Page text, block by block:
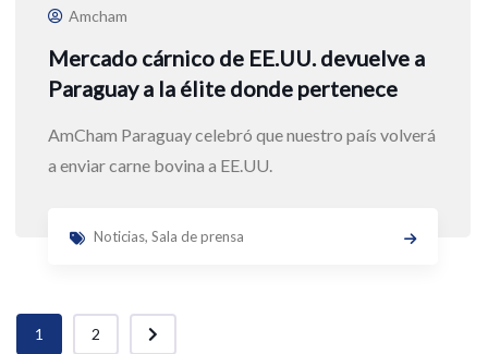
Amcham
Mercado cárnico de EE.UU. devuelve a
Paraguay a la élite donde pertenece
AmCham Paraguay celebró que nuestro país volverá
a enviar carne bovina a EE.UU.
Noticias, Sala de prensa
1 2